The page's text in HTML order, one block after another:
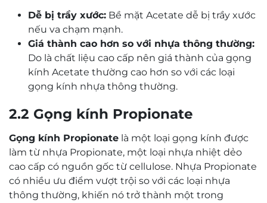
Dễ bị trầy xước: Bề mặt Acetate dễ bị trầy xước
nếu va chạm mạnh.
Giá thành cao hơn so với nhựa thông thường:
Do là chất liệu cao cấp nên giá thành của gọng
kính Acetate thường cao hơn so với các loại
gọng kính nhựa thông thường.
2.2 Gọng kính Propionate
Gọng kính Propionate là một loại gọng kính được
làm từ nhựa Propionate, một loại nhựa nhiệt dẻo
cao cấp có nguồn gốc từ cellulose. Nhựa Propionate
có nhiều ưu điểm vượt trội so với các loại nhựa
thông thường, khiến nó trở thành một trong